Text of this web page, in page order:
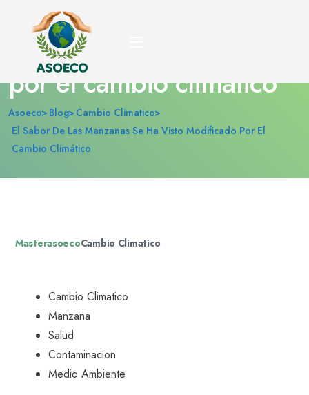
El sabor de las manzanas
se ha visto modificado
por el cambio climático
Asoeco Blog Cambio Climatico
El Sabor De Las Manzanas Se Ha Visto Modificado Por El
Cambio Climático
MasterasoecoCambio Climatico
Cambio Climatico
Manzana
Salud
Contaminacion
Medio Ambiente